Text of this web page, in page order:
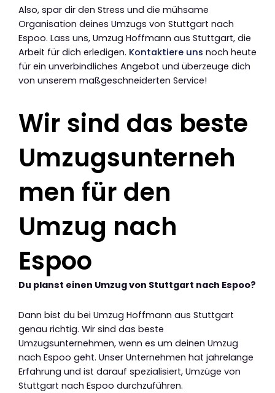
Also, spar dir den Stress und die mühsame
Organisation deines Umzugs von Stuttgart nach
Espoo. Lass uns, Umzug Hoffmann aus Stuttgart, die
Arbeit für dich erledigen. Kontaktiere uns noch heute
für ein unverbindliches Angebot und überzeuge dich
von unserem maßgeschneiderten Service!
Wir sind das beste
Umzugsunterneh
men für den
Umzug nach
Espoo
Du planst einen Umzug von Stuttgart nach Espoo?
Dann bist du bei Umzug Hoffmann aus Stuttgart
genau richtig. Wir sind das beste
Umzugsunternehmen, wenn es um deinen Umzug
nach Espoo geht. Unser Unternehmen hat jahrelange
Erfahrung und ist darauf spezialisiert, Umzüge von
Stuttgart nach Espoo durchzuführen.